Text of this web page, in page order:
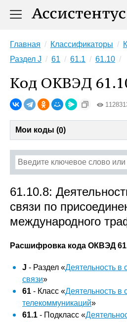
Главная Классификаторы
Раздел J
61 61.1 61.10
Код ОКВЭД
Мои коды (0)
61.10.8:
связи по
международного
Расшифровка кода ОКВЭД
J - Раздел «Деятельность в
связи»
61 - Класс «Деятельность в
телекоммуникаций»
61.1 - Подкласс «